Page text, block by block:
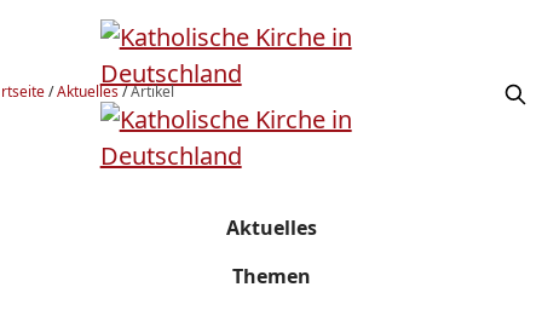
/Aktuelles/Artikel
Aktuelles
Themen